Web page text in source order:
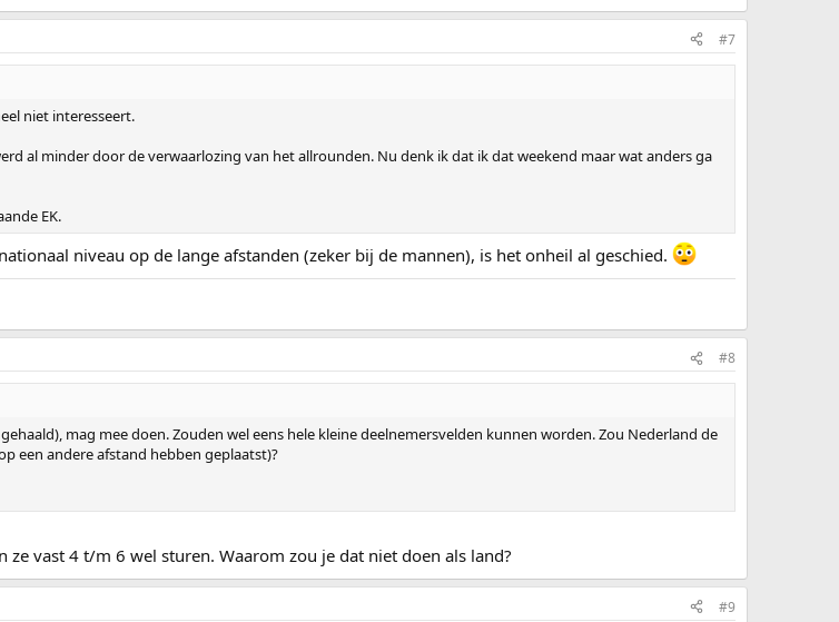
#7
niet interesseert.
al minder door de verwaarlozing van het allrounden. Nu denk ik dat ik dat weekend maar wat anders ga
EK.
niveau op de lange afstanden (zeker bij de mannen), is het onheil al geschied.
#8
mag mee doen. Zouden wel eens hele kleine deelnemersvelden kunnen worden. Zou Nederland de
een andere afstand hebben geplaatst)?
ze vast 4 t/m 6 wel sturen. Waarom zou je dat niet doen als land?
#9